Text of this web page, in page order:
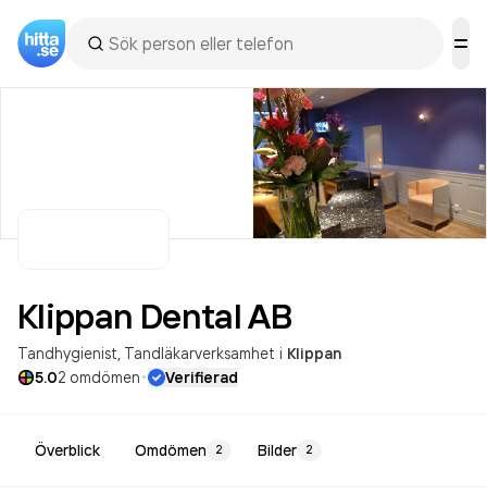
Klippan DentalAB
Tandhygienist Tandläkarverksamhet i Klippan
5.02 omdömen· Verifierad
Överblick Omdömen 2 Bilder 2